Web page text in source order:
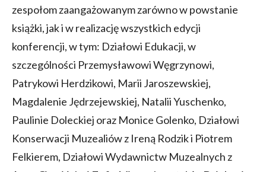
zespołom zaangażowanym zarówno w powstanie
książki, jak i w realizację wszystkich edycji
konferencji, w tym: Działowi Edukacji, w
szczególności Przemysławowi Węgrzynowi,
Patrykowi Herdzikowi, Marii Jaroszewskiej,
Magdalenie Jędrzejewskiej, Natalii Yuschenko,
Paulinie Doleckiej oraz Monice Golenko, Działowi
Konserwacji Muzealiów z Ireną Rodzik i Piotrem
Felkierem, Działowi Wydawnictw Muzealnych z